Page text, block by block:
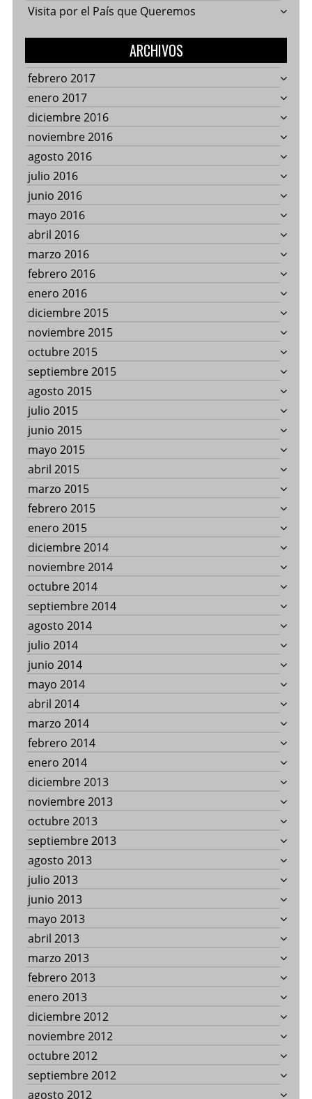
Visita por el País que Queremos
ARCHIVOS
febrero 2017
enero 2017
diciembre 2016
noviembre 2016
agosto 2016
julio 2016
junio 2016
mayo 2016
abril 2016
marzo 2016
febrero 2016
enero 2016
diciembre 2015
noviembre 2015
octubre 2015
septiembre 2015
agosto 2015
julio 2015
junio 2015
mayo 2015
abril 2015
marzo 2015
febrero 2015
enero 2015
diciembre 2014
noviembre 2014
octubre 2014
septiembre 2014
agosto 2014
julio 2014
junio 2014
mayo 2014
abril 2014
marzo 2014
febrero 2014
enero 2014
diciembre 2013
noviembre 2013
octubre 2013
septiembre 2013
agosto 2013
julio 2013
junio 2013
mayo 2013
abril 2013
marzo 2013
febrero 2013
enero 2013
diciembre 2012
noviembre 2012
octubre 2012
septiembre 2012
agosto 2012